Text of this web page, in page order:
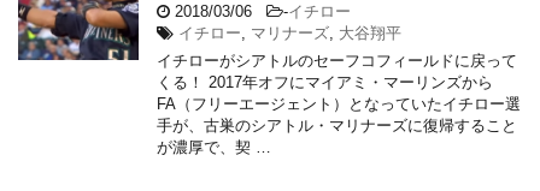
2018/03/06 -イチロー
イチロー
マリナーズ 大谷翔平
イチローがシアトルのセーフコフィールドに戻って
くる！ 2017年オフにマイアミ・マーリンズから
FA（フリーエージェント）となっていたイチロー選
手が、古巣のシアトル・マリナーズに復帰すること
が濃厚で、契 …